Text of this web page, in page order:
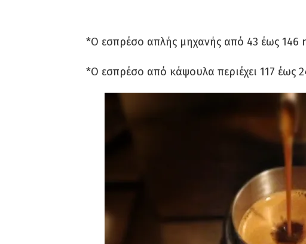
*Ο εσπρέσο απλής μηχανής από 43 έως 146
*Ο εσπρέσο από κάψουλα περιέχει 117 έως